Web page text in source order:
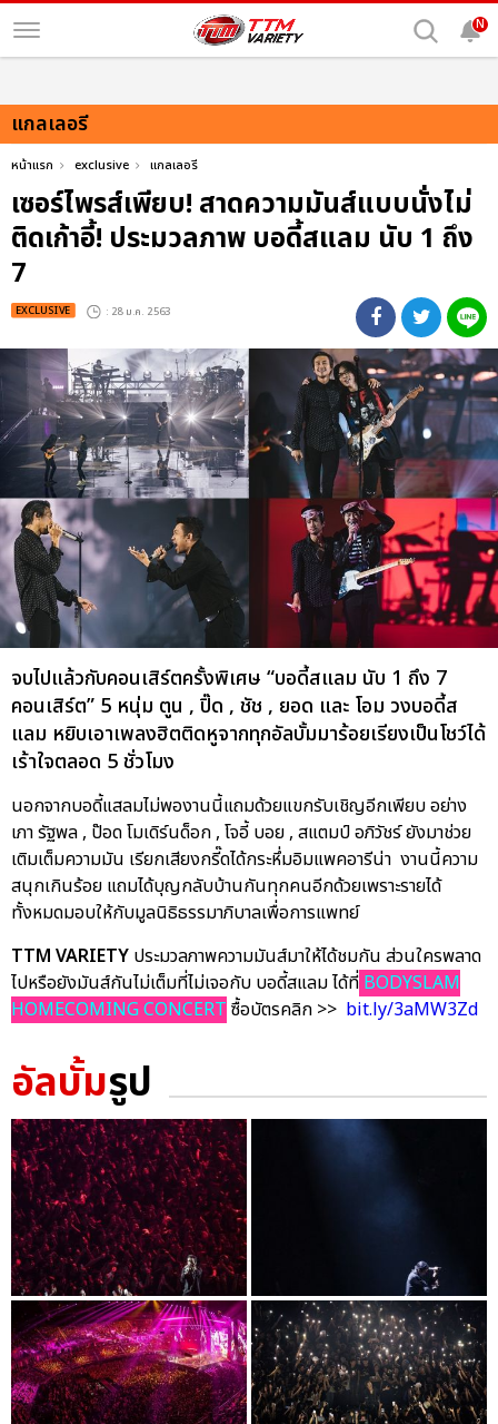
N
แกลเลอรี
หน้าแรก exclusive แกลเลอรี
เซอร์ไพรส์เพียบ! สาดความมันส์แบบนั่งไม่
ติดเก้าอี้! ประมวลภาพ บอดี้สแลม นับ 1 ถึง
7
EXCLUSIVE : 28 ม.ค. 2563
จบไปแล้วกับคอนเสิร์ตครั้งพิเศษ “บอดี้สแลม นับ 1 ถึง 7
คอนเสิร์ต” 5 หนุ่ม ตูน , ปิ๊ด , ชัช , ยอด และ โอม วงบอดี้ส
แลม หยิบเอาเพลงฮิตติดหูจากทุกอัลบั้มมาร้อยเรียงเป็นโชว์ได้
เร้าใจตลอด 5 ชั่วโมง
นอกจากบอดี้แสลมไม่พองานนี้แถมด้วยแขกรับเชิญอีกเพียบ อย่าง
เภา รัฐพล , ป๊อด โมเดิร์นด็อก , โจอี้ บอย , สแตมป์ อภิวัชร์ ยังมาช่วย
เติมเต็มความมัน เรียกเสียงกรี๊ดได้กระหึ่มอิมแพคอารีน่า งานนี้ความ
สนุกเกินร้อย แถมได้บุญกลับบ้านกันทุกคนอีกด้วยเพราะรายได้
ทั้งหมดมอบให้กับมูลนิธิธรรมาภิบาลเพื่อการแพทย์
TTM VARIETY ประมวลภาพความมันส์มาให้ได้ชมกัน ส่วนใครพลาด
ไปหรือยังมันส์กันไม่เต็มที่ไม่เจอกับ บอดี้สแลม ได้ที่ BODYSLAM
HOMECOMING CONCERT ซื้อบัตรคลิก >> bit.ly/3aMW3Zd
อัลบั้มรูป